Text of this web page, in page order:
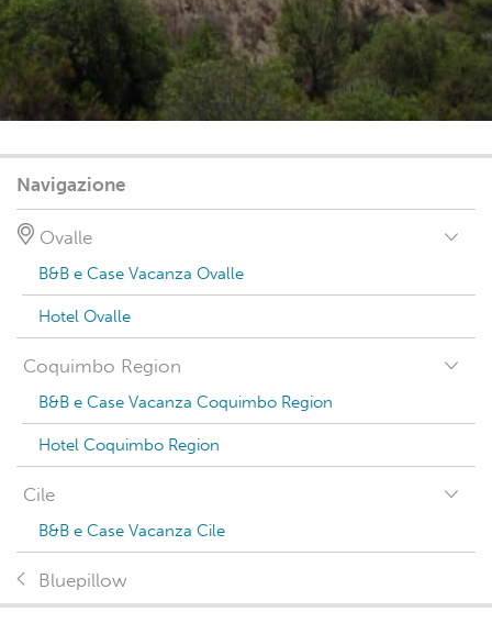
Navigazione
Ovalle
B&B e Case Vacanza Ovalle
Hotel Ovalle
Coquimbo Region
B&B e Case Vacanza Coquimbo Region
Hotel Coquimbo Region
Cile
B&B e Case Vacanza Cile
Bluepillow